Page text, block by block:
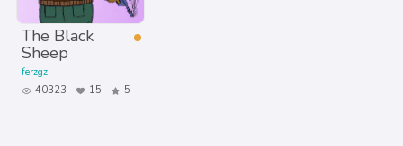
The Black
Sheep
ferzgz
40323
15 5